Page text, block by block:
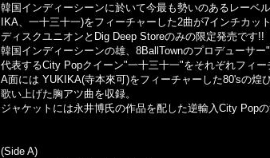
韓国インディーシーンに於いて今最も勢いのあるレーベル
IKA、一十三十一)をフィーチャーした2曲が7インチカット
ディスクユニオンと Dig Deep Storeのみの限定発売です!!
韓国インディーシーンの雄、 8BallTownのプロデューサー
代表するCity Popクイーン"一十三十一"をそれぞれフィ
A面には YUKIKA(寺本來可)をフィーチャーした80'sの煌
歌い上げた胸アツ曲を収録。
ジャケットには永井博氏の作品を配した逆輸入City Pop
(Side A)